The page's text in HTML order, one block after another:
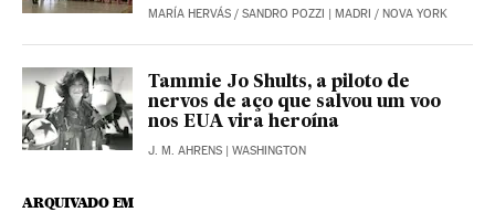
MARÍA HERVÁS / SANDRO POZZI | MADRI / NOVA YORK
Tammie Jo Shults, a piloto de
nervos de aço que salvou um voo
nos EUA vira heroína
J. M. AHRENS | WASHINGTON
ARQUIVADO EM